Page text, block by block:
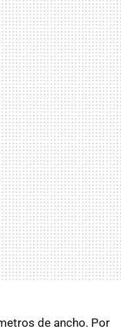
de ancho. Por